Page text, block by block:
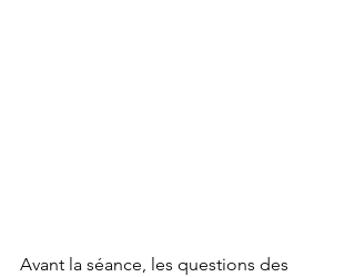
Avant la séance, les questions des